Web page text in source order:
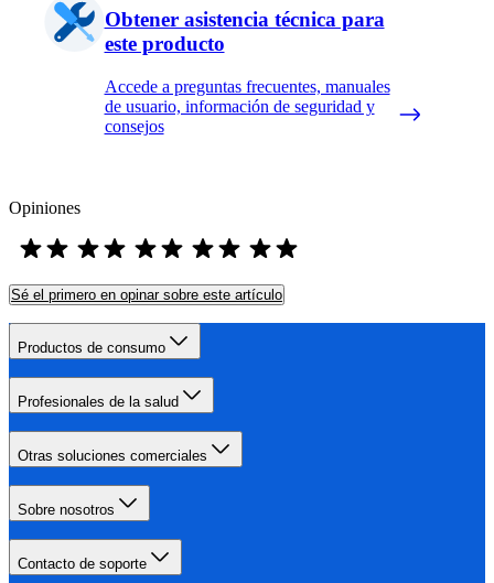
Obtener asistencia técnica para
este producto
Accede a preguntas frecuentes, manuales
de usuario, información de seguridad y
consejos
Opiniones
Sé el primero en opinar sobre este artículo
Productos de consumo
Profesionales de la salud
Otras soluciones comerciales
Sobre nosotros
Contacto de soporte